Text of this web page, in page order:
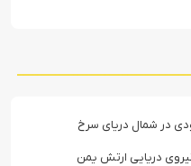
در شمال دریای سرخ
دریایی ارتش یمن